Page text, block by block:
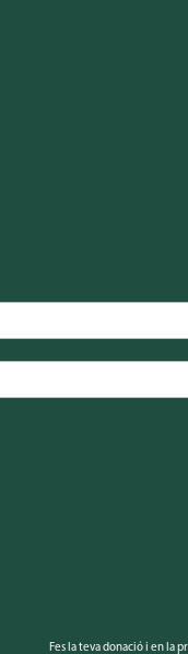
Fes la teva donació i en la